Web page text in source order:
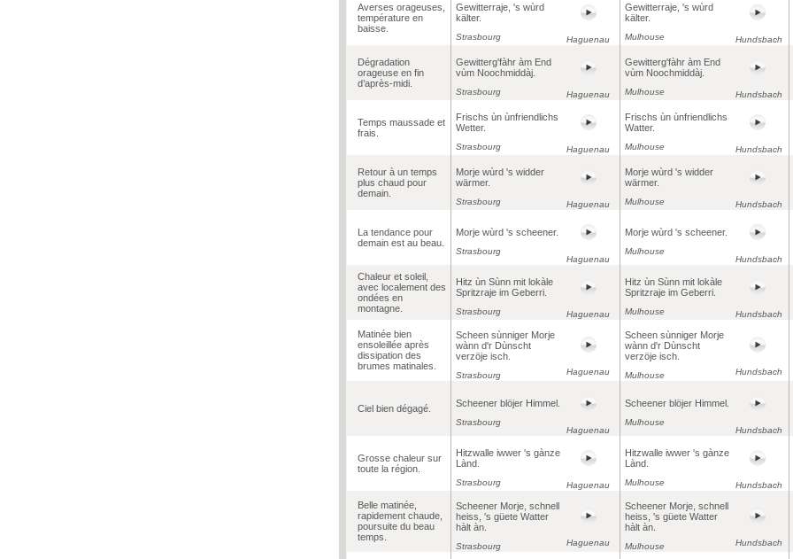
Averses orageuses,
température en
baisse.
Gewitterraje, 's wùrd
kälter.
Strasbourg Haguenau
Gewitterraje, 's wùrd
kälter.
Mulhouse Hundsbach
Dégradation
orageuse en fin
d’après-midi.
Gewitterg'fàhr àm End
vùm Noochmiddàj.
Strasbourg Haguenau
Gewitterg'fàhr àm End
vùm Noochmiddàj.
Mulhouse Hundsbach
Temps maussade et
frais.
Frischs ùn ùnfriendlichs
Wetter.
Strasbourg Haguenau
Frischs ùn ùnfriendlichs
Watter.
Mulhouse Hundsbach
Retour à un temps
plus chaud pour
demain.
Morje wùrd 's widder
wärmer.
Strasbourg Haguenau
Morje wùrd 's widder
wärmer.
Mulhouse Hundsbach
La tendance pour
demain est au beau.
Morje wùrd 's scheener.
Strasbourg
Haguenau
Morje wùrd 's scheener.
Mulhouse
Hundsbach
Chaleur et soleil,
avec localement des
ondées en
montagne.
Hitz ùn Sùnn mit lokàle
Spritzraje im Geberri.
Strasbourg Haguenau
Hitz ùn Sùnn mit lokàle
Spritzraje im Geberri.
Mulhouse Hundsbach
Matinée bien
ensoleillée après
dissipation des
brumes matinales.
Scheen sùnniger Morje
wànn d'r Dùnscht
verzöje isch.
Strasbourg Haguenau
Scheen sùnniger Morje
wànn d'r Dùnscht
verzöje isch.
Mulhouse Hundsbach
Ciel bien dégagé. Scheener blöjer Himmel.
Strasbourg
Haguenau
Scheener blöjer Himmel.
Mulhouse
Hundsbach
Grosse chaleur sur
toute la région.
Hitzwalle iwwer 's gànze
Lànd.
Strasbourg Haguenau
Hitzwalle iwwer 's gànze
Lànd.
Mulhouse Hundsbach
Belle matinée,
rapidement chaude,
poursuite du beau
temps.
Scheener Morje, schnell
heiss, 's güete Watter
hàlt àn.
Strasbourg Haguenau
Scheener Morje, schnell
heiss, 's güete Watter
hàlt àn.
Mulhouse Hundsbach